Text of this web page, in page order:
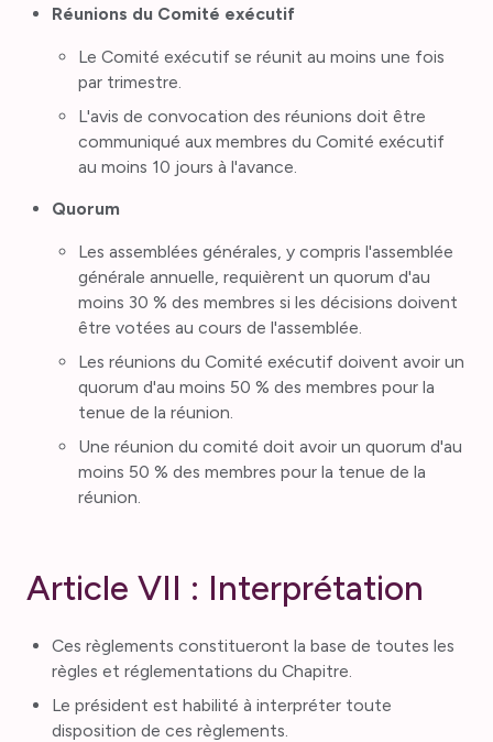
Réunions du Comité exécutif
Le Comité exécutif se réunit au moins une fois
par trimestre.
L'avis de convocation des réunions doit être
communiqué aux membres du Comité exécutif
au moins 10 jours à l'avance.
Quorum
Les assemblées générales, y compris l'assemblée
générale annuelle, requièrent un quorum d'au
moins 30 % des membres si les décisions doivent
être votées au cours de l'assemblée.
Les réunions du Comité exécutif doivent avoir un
quorum d'au moins 50 % des membres pour la
tenue de la réunion.
Une réunion du comité doit avoir un quorum d'au
moins 50 % des membres pour la tenue de la
réunion.
Article VII : Interprétation
Ces règlements constitueront la base de toutes les
règles et réglementations du Chapitre.
Le président est habilité à interpréter toute
disposition de ces règlements.